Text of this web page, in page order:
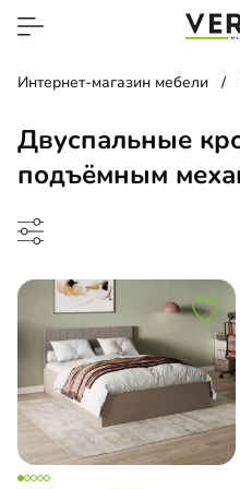
Интернет-магазин мебели
Двуспальные
подъёмным